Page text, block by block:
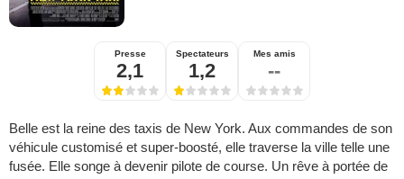
Presse
2,1
Spectateurs
1,2
Mes amis
--
Belle est la reine des taxis de New York. Aux commandes de son
véhicule customisé et super-boosté, elle traverse la ville telle une
fusée. Elle songe à devenir pilote de course. Un rêve à portée de